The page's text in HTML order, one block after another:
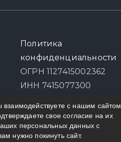
Политика
конфиденциальности
ОГРН 1127415002362
ИНН 7415077300
с нашим сайтом
свое согласие на их
персональных данных с
нужно покинуть сайт.